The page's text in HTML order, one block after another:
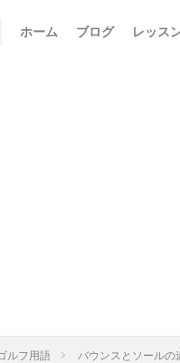
ホーム ブログ レッス
ルフ用語 バウンスとソールの